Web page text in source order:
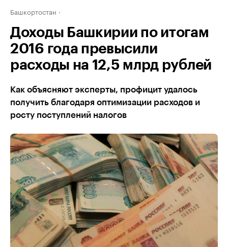
Башкортостан
Доходы Башкирии по итогам
2016 года превысили
расходы на 12,5 млрд рублей
Как объясняют эксперты, профицит удалось
получить благодаря оптимизации расходов и
росту поступлений налогов